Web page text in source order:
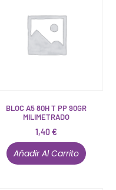
BLOC A5 80H T PP 90GR
MILIMETRADO
1,40€
Añadir Al Carrito